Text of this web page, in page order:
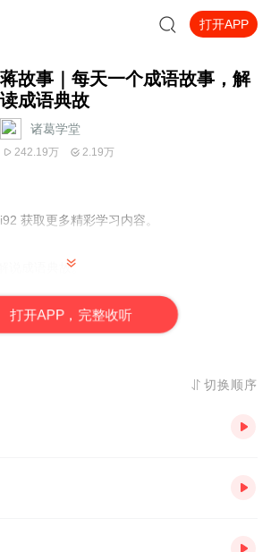
打开APP
蒋故事｜每天一个成语故事，解
读成语典故
诸葛学堂
242.19万 2.19万
获取更多精彩学习内容。
说成语典故。
战教育界15载
四中毕业，北外西南区面试状元
故事和应用，帮助大家更好地理解和掌握汉
打开APP，完整收听
切换顺序